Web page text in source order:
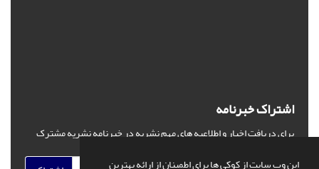
این وب سایت از کوکی ها برای اطمینان از ارائه بهترین
اشتراک خبرنامه
برای دریافت اخبار و اطلاعیه های مهم نشریه در خبرنامه نشریه مشترک